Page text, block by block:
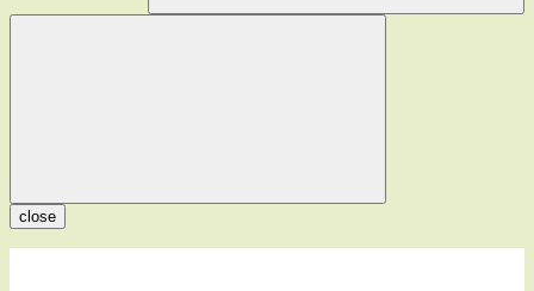
close